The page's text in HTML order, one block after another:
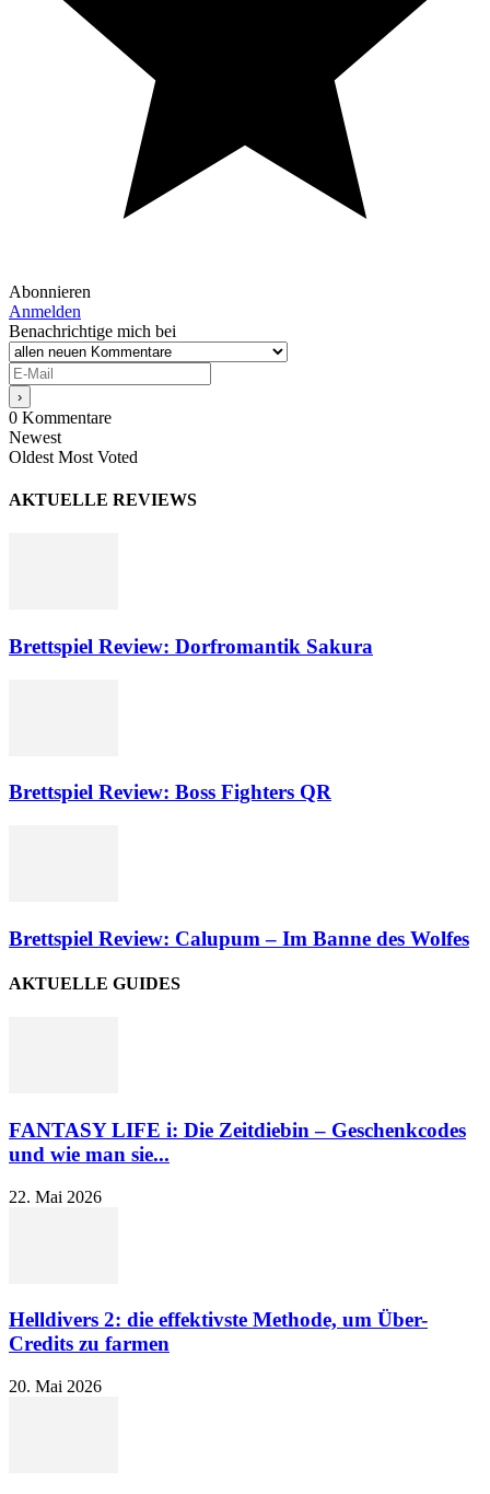
Abonnieren
Anmelden
Benachrichtige mich bei
0 Kommentare
Newest
Oldest Most Voted
AKTUELLE REVIEWS
Brettspiel Review: Dorfromantik Sakura
Brettspiel Review: Boss Fighters QR
Brettspiel Review: Calupum – Im Banne des Wolfes
AKTUELLE GUIDES
FANTASY LIFE i: Die Zeitdiebin – Geschenkcodes
und wie man sie...
22. Mai 2026
Helldivers 2: die effektivste Methode, um Über-
Credits zu farmen
20. Mai 2026